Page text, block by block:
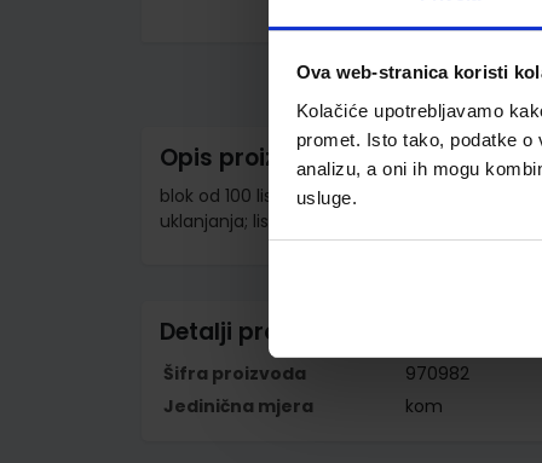
Ova web-stranica koristi
Kolačiće upotrebljavamo
promet. Isto tako, podatke
analizu, a oni ih mogu
usluge.
gallery
Opis proizvoda
blok od 100 listića; pakiran u PP foliju;
uklanjanja; listovi se ne uvijaju
Detalji proizvoda
Šifra proizvoda
970982
Jedinična mjera
kom